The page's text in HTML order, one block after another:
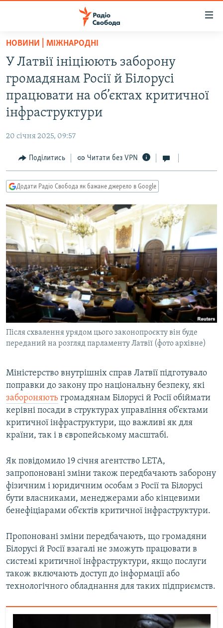
Перейти
основного
матеріалу
Перейти
до
основної
Перейти
пошуку
СТАТТІ
ПОЛІТИКА
КУЛЬТУРА
СПОРТ
СВІТ
ВІЙНА
ДОНБАС.РЕАЛІЇ
КРИМ.РЕАЛІЇ
ТИ ЯК?
ПРИАЗОВ’Я
КИТАЙ.ВИКЛИКИ
МУЛЬТИМЕДІА
ФОТО
СПЕЦПРОЄКТИ
ПОДКАСТИ
КРИМ РЕАЛІЇ
РУС
ДОЛУЧАЙСЯ!
Усі сайти RFE/RL
НОВИНИ | МІЖНАРОДНІ
У Латвії ініціюють заборону
громадянам Росії й Білорусі
працювати на об’єктах критичної
інфраструктури
20 січня 2025, 09:57
Поділитись Читати без VPN
Додати Радіо Свобода як бажане джерело в Google
Після схвалення урядом цього законопроєкту він буде
переданий на розгляд парламенту Латвії (фото архівне)
Міністерство внутрішніх справ Латвії підготувало
поправки до закону про національну безпеку, які
забороняють громадянам Білорусі й Росії обіймати
керівні посади в структурах управління об’єктами
критичної інфраструктури, що важливі як для
країни, так і в європейському масштабі.
Як повідомило 19 січня агентство LETA,
запропоновані зміни також передбачають заборону
фізичним і юридичним особам з Росії та Білорусі
бути власниками, менеджерами або кінцевими
бенефіціарами об’єктів критичної інфраструктури.
Пропоновані зміни передбачають, що громадяни
Білорусі й Росії взагалі не зможуть працювати в
системі критичної інфраструктури, якщо послуги
також включають доступ до інформації або
технологічного обладнання для таких підприємств.